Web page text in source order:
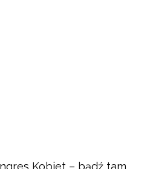
Kobiet – bądź tam